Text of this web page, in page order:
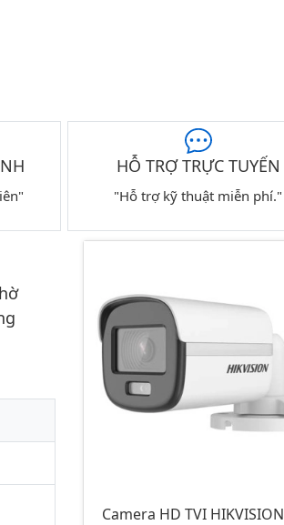
HỖ TRỢ TRỰC TUYẾN
"Hỗ trợ kỹ thuật miễn phí."
Camera HD TVI HIKVISION